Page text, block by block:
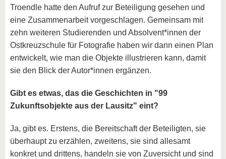
Troendle hatte den Aufruf zur Beteiligung gesehen und
eine Zusammenarbeit vorgeschlagen. Gemeinsam mit
zehn weiteren Studierenden und Absolvent*innen der
Ostkreuzschule für Fotografie haben wir dann einen Plan
entwickelt, wie man die Objekte illustrieren kann, damit
sie den Blick der Autor*innen ergänzen.
Gibt es etwas, das die Geschichten in "99
Zukunftsobjekte aus der Lausitz" eint?
Ja, gibt es. Erstens, die Bereitschaft der Beteiligten, sie
überhaupt zu erzählen, zweitens, sie sind allesamt
konkret und drittens, handeln sie von Zuversicht und sind